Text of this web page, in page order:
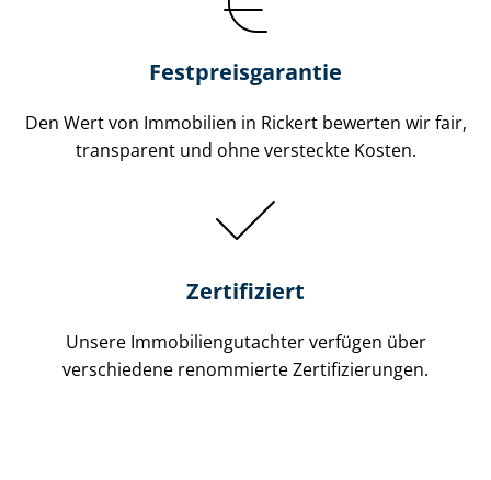
Festpreis​garantie
Den Wert von Immobilien in Rickert bewerten wir fair,
transparent und ohne versteckte Kosten.
Zertifiziert
Unsere Immobilien­gutachter verfügen über
verschiedene renommierte Zer­ti­fi­zie­run­gen.